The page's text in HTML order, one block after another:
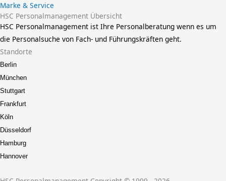
Marke & Service
HSC Personalmanagement Übersicht
HSC Personalmanagement ist Ihre Personalberatung wenn es um
die Personalsuche von Fach- und Führungskräften geht.
Standorte
Berlin
München
Stuttgart
Frankfurt
Köln
Düsseldorf
Hamburg
Hannover